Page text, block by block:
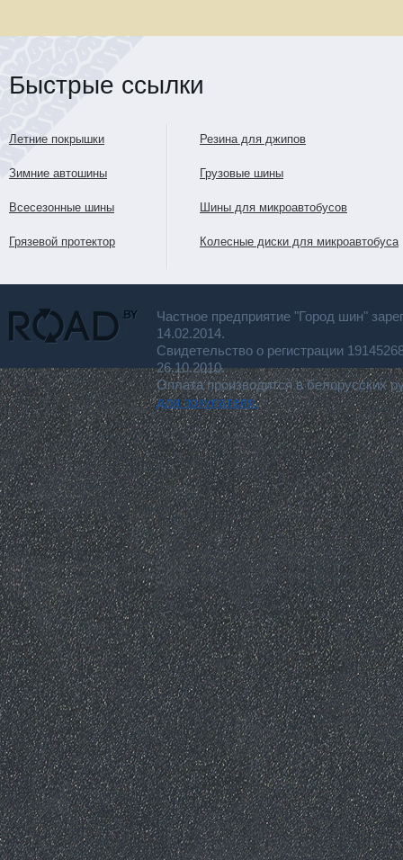
Быстрые ссылки
Летние покрышки
Зимние автошины
Всесезонные шины
Грязевой протектор
Резина для джипов
Грузовые шины
Шины для микроавтобусов
Колесные диски для микроавтобуса
Частное предприятие "Город шин"
14.02.2014.
Свидетельство о регистрации
26.10.2010.
Оплата производится в белорусских
для покупателя.